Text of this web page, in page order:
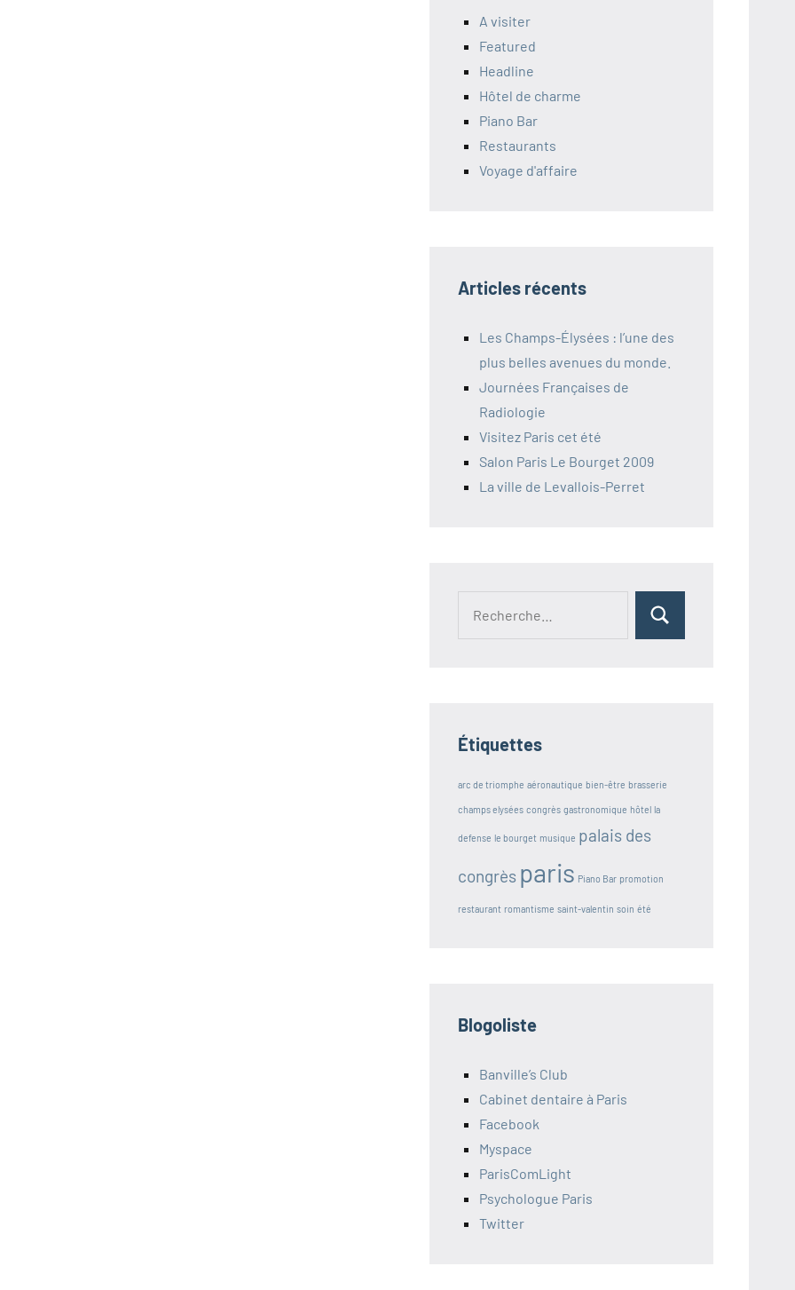
A visiter
Featured
Headline
Hôtel de charme
Piano Bar
Restaurants
Voyage d'affaire
Articles récents
Les Champs-Élysées : l’une des
plus belles avenues du monde.
Journées Françaises de
Radiologie
Visitez Paris cet été
Salon Paris Le Bourget 2009
La ville de Levallois-Perret
Étiquettes
arc de triomphe aéronautique bien-être brasserie
champs elysées congrès gastronomique hôtel la
defense le bourget musique palais des
congrès paris Piano Bar promotion
restaurant romantisme saint-valentin soin été
Blogoliste
Banville’s Club
Cabinet dentaire à Paris
Facebook
Myspace
ParisComLight
Psychologue Paris
Twitter